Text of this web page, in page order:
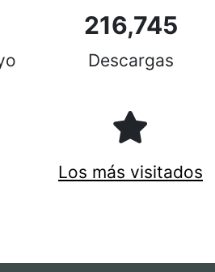
216,745
Descargas
Los más visitados